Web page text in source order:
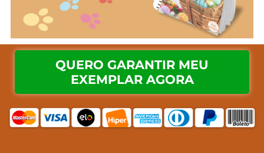
QUERO GARANTIR MEU
EXEMPLAR AGORA